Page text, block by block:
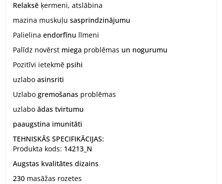
Relaksē ķermeni, atslābina
mazina muskuļu sasprindzinājumu
Palielina endorfīnu līmeni
Palīdz novērst miega problēmas un nogurumu
Pozitīvi ietekmē psihi
uzlabo asinsriti
Uzlabo gremošanas problēmas
uzlabo ādas tvirtumu
paaugstina imunitāti
TEHNISKĀS SPECIFIKĀCIJAS:
Produkta kods: 14213_N
Augstas kvalitātes dizains
230 masāžas rozetes